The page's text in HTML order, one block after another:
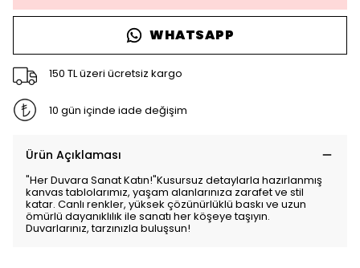
WHATSAPP
150 TL üzeri ücretsiz kargo
10 gün içinde iade değişim
Ürün Açıklaması
"Her Duvara Sanat Katın!"Kusursuz detaylarla hazırlanmış
kanvas tablolarımız, yaşam alanlarınıza zarafet ve stil
katar. Canlı renkler, yüksek çözünürlüklü baskı ve uzun
ömürlü dayanıklılık ile sanatı her köşeye taşıyın.
Duvarlarınız, tarzınızla buluşsun!